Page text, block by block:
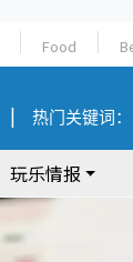
Food
热门关键词：
玩乐情报